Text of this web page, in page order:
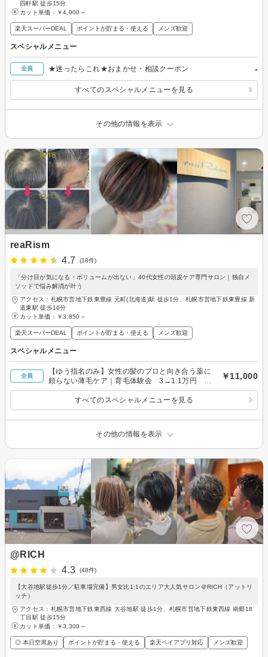
四軒駅 徒歩15分
カット単価： ￥4,000～
楽天スーパーDEAL ポイントが貯まる・使える メンズ歓迎
スペシャルメニュー
全員 ★迷ったらこれ★おまかせ・相談クーポン -
すべてのスペシャルメニューを見る
その他の情報を表示
reaRism
4.7
(18件)
「分け目が気になる・ボリュームが出ない」40代女性の頭皮ケア専門サロン｜独自メ
ソッドで悩み解消が叶う
アクセス：札幌市営地下鉄東豊線 元町(北海道)駅 徒歩1分、札幌市営地下鉄東豊線 新
道東駅 徒歩16分
カット単価： ￥3,850～
楽天スーパーDEAL ポイントが貯まる・使える メンズ歓迎
スペシャルメニュー
全員
【ゆう指名のみ】女性の髪のプロと向き合う薬に
頼らない薄毛ケア｜育毛体験会 3→1.1万円 ※
条件あり
￥11,000
すべてのスペシャルメニューを見る
その他の情報を表示
@RICH
4.3
(48件)
【大谷地駅徒歩1分／駐車場完備】男女比1:1のエリア大人気サロン＠RICH（アットリ
ッチ）
アクセス：札幌市営地下鉄東西線 大谷地駅 徒歩1分、札幌市営地下鉄東西線 南郷18
丁目駅 徒歩15分
カット単価： ￥3,300～
◎ 本日空席あり ポイントが貯まる・使える 楽天ペイアプリ対応 メンズ歓迎